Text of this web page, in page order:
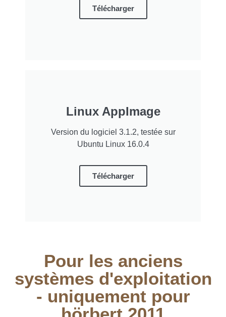
Télécharger
Linux AppImage
Version du logiciel 3.1.2, testée sur
Ubuntu Linux 16.0.4
Télécharger
Pour les anciens
systèmes d'exploitation
- uniquement pour